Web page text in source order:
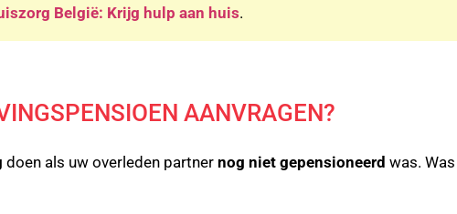
België: Krijg hulp aan huis.
AANVRAGEN?
doen als uw overleden partner nog niet gepensioneerd was.